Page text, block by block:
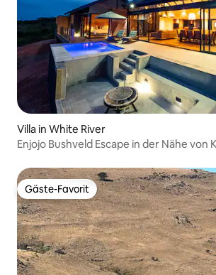
Villa in White River
Enjojo Bushveld Escape in der Nähe von
Gäste-Favorit
Gäste-Favorit